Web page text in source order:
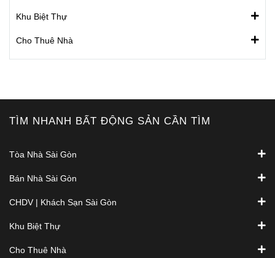
Khu Biệt Thự
Cho Thuê Nhà
TÌM NHANH BẤT ĐỘNG SẢN CẦN TÌM
Tòa Nhà Sài Gòn
Bán Nhà Sài Gòn
CHDV | Khách Sạn Sài Gòn
Khu Biệt Thự
Cho Thuê Nhà